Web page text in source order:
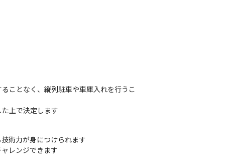
ことなく、縦列駐車や車庫入れを行うこ
上で決定します
術力が身につけられます
レンジできます